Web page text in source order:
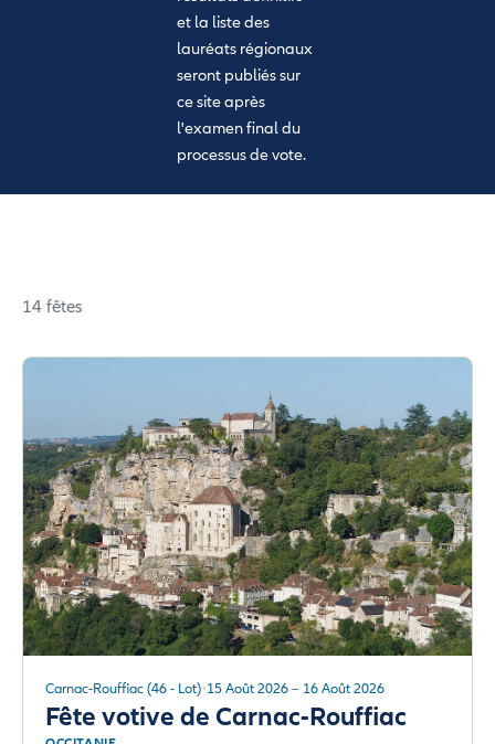
et la liste des
lauréats régionaux
seront publiés sur
ce site après
l'examen final du
processus de vote.
14 fêtes
Carnac-Rouffiac (46 - Lot) 15 Août 2026 – 16 Août 2026
Fête votive de Carnac-Rouffiac